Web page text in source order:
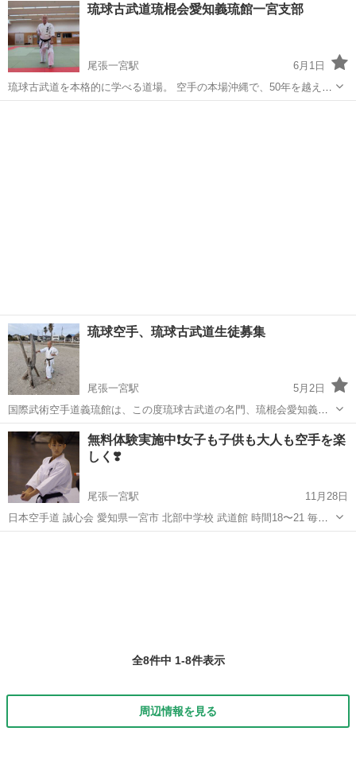
https://youtu.be/QMxypYOQt5k 沖縄で50年の歴史を持つ、名門琉球古
武道琉棍会の本土初の支...
琉球古武道琉棍会愛知義琉館一宮支部
尾張一宮駅
6月1日
琉球古武道を本格的に学べる道場。 空手の本場沖縄で、50年を越える
歴史を持つ琉球古武道と沖縄空手の名門琉棍会の日本本土初の支部認
琉球空手、琉球古武道生徒募集
尾張一宮駅
5月2日
国際武術空手道義琉館は、この度琉球古武道の名門、琉棍会愛知義琉
館一宮支部として、新たにリニューアルオープン致します。 空手の本
場沖縄空手と、武器術を含む古武道が学べます。 是非、この機会に入
会して下さい。 6月6日...
愛知 一宮市 尾張一宮駅 空手/他格闘技 古武道
無料体験実施中❗️女子も子供も大人も空手を楽
しく❣️
尾張一宮駅
11月28日
日本空手道 誠心会 愛知県一宮市 北部中学校 武道館 時間18〜21 毎週
土曜日 会費 2000円 年中さんから50代まで幅広くいる和気あいあいと
全8件中 1-8件表示
周辺情報を見る